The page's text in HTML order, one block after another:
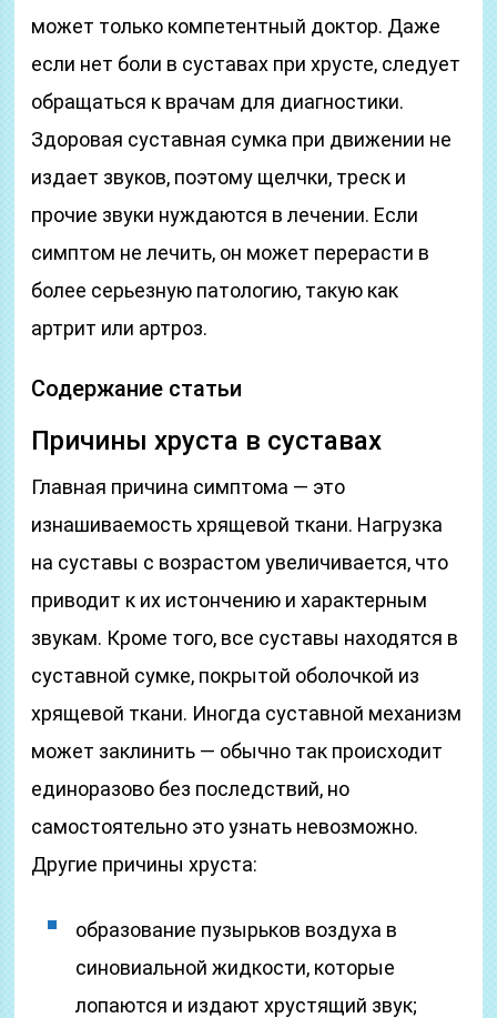
может только компетентный доктор. Даже
если нет боли в суставах при хрусте, следует
обращаться к врачам для диагностики.
Здоровая суставная сумка при движении не
издает звуков, поэтому щелчки, треск и
прочие звуки нуждаются в лечении. Если
симптом не лечить, он может перерасти в
более серьезную патологию, такую как
артрит или артроз.
Содержание статьи
Причины хруста в суставах
Главная причина симптома — это
изнашиваемость хрящевой ткани. Нагрузка
на суставы с возрастом увеличивается, что
приводит к их истончению и характерным
звукам. Кроме того, все суставы находятся в
суставной сумке, покрытой оболочкой из
хрящевой ткани. Иногда суставной механизм
может заклинить — обычно так происходит
единоразово без последствий, но
самостоятельно это узнать невозможно.
Другие причины хруста:
образование пузырьков воздуха в
синовиальной жидкости, которые
лопаются и издают хрустящий звук;